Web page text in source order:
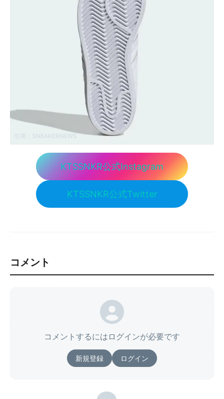
引用： SNEAKERNEWS
KTSSNKR公式Instagram
KTSSNKR公式Twitter
コメント
コメントするにはログインが必要です
新規登録 ログイン